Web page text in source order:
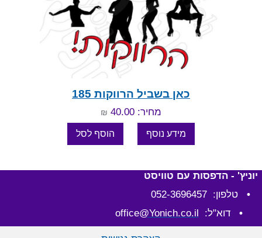
כאן בשביל הרווקות 185
מחיר: 40.00 ₪
יוניץ' - הדפסות עם טוויסט
•טלפון: 052-3696457
• דוא"ל: office @Yonich.co.il